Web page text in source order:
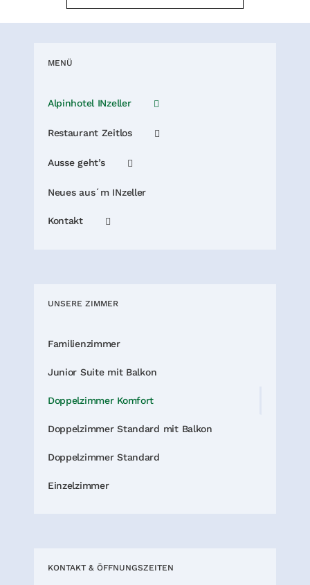
MENÜ
Alpinhotel INzeller
Restaurant Zeitlos
Ausse geht’s
Neues aus´m INzeller
Kontakt
UNSERE ZIMMER
Familienzimmer
Junior Suite mit Balkon
Doppelzimmer Komfort
Doppelzimmer Standard mit Balkon
Doppelzimmer Standard
Einzelzimmer
KONTAKT & ÖFFNUNGSZEITEN